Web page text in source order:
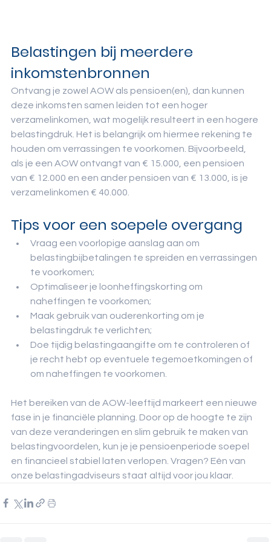
Belastingen bij meerdere
inkomstenbronnen
Ontvang je zowel AOW als pensioen(en), dan kunnen
deze inkomsten samen leiden tot een hoger
verzamelinkomen, wat mogelijk resulteert in een hogere
belastingdruk. Het is belangrijk om hiermee rekening te
houden om verrassingen te voorkomen. Bijvoorbeeld,
als je een AOW ontvangt van € 15.000, een pensioen
van € 12.000 en een ander pensioen van € 13.000, is je
verzamelinkomen € 40.000.
Tips voor een soepele overgang
Vraag een voorlopige aanslag aan om
belastingbijbetalingen te spreiden en verrassingen
te voorkomen;
Optimaliseer je loonheffingskorting om
naheffingen te voorkomen;
Maak gebruik van ouderenkorting om je
belastingdruk te verlichten;
Doe tijdig belastingaangifte om te controleren of
je recht hebt op eventuele tegemoetkomingen of
om naheffingen te voorkomen.
Het bereiken van de AOW-leeftijd markeert een nieuwe
fase in je financiële planning. Door op de hoogte te zijn
van deze veranderingen en slim gebruik te maken van
belastingvoordelen, kun je je pensioenperiode soepel
en financieel stabiel laten verlopen. Vragen? Eén van
onze belastingadviseurs staat altijd voor jou klaar.